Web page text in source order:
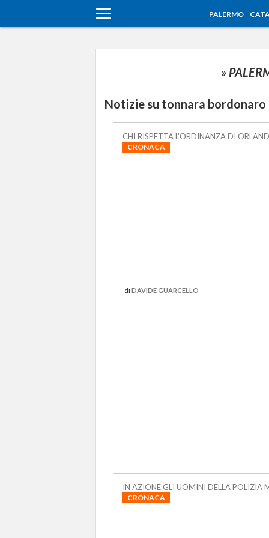
PALERMO
»
Notizie su tonnara bordonaro
CHI RISPETTA L'ORDINANZA DI
CRONACA
diDAVIDE GUARCELLO
IN AZIONE GLI UOMINI DELLA POLIZIA
FUOCO
CRONACA